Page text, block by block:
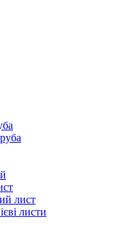
лист
листи